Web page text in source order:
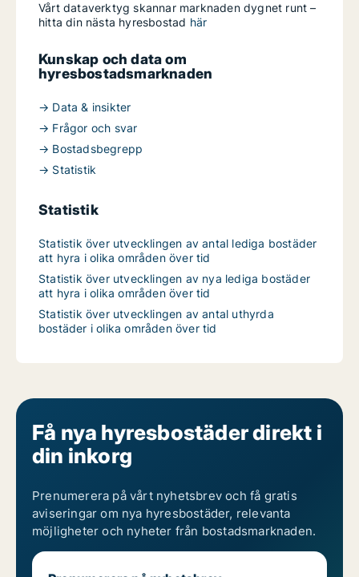
Vårt dataverktyg skannar marknaden dygnet runt –
hitta din nästa hyresbostad här
Kunskap och data om
hyresbostadsmarknaden
→ Data & insikter
→ Frågor och svar
→ Bostadsbegrepp
→ Statistik
Statistik
Statistik över utvecklingen av antal lediga bostäder
att hyra i olika områden över tid
Statistik över utvecklingen av nya lediga bostäder
att hyra i olika områden över tid
Statistik över utvecklingen av antal uthyrda
bostäder i olika områden över tid
Få nya hyresbostäder direkt i
din inkorg
Prenumerera på vårt nyhetsbrev och få gratis
aviseringar om nya hyresbostäder, relevanta
möjligheter och nyheter från bostadsmarknaden.